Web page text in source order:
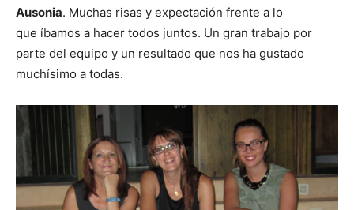
Ausonia. Muchas risas y expectación frente a lo
que íbamos a hacer todos juntos. Un gran trabajo por
parte del equipo y un resultado que nos ha gustado
muchísimo a todas.